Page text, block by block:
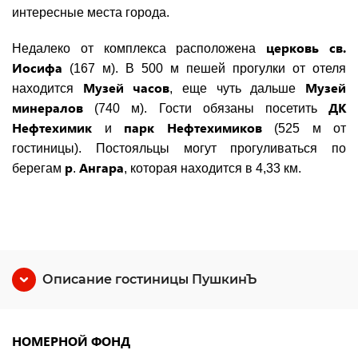
интересные места города.
Недалеко от комплекса расположена церковь св.
Иосифа
(167 м). В 500 м пешей прогулки от отеля
находится Музей часов, еще чуть дальше Музей
минералов (740 м). Гости обязаны посетить ДК
Нефтехимик
и парк Нефтехимиков
(525 м от
гостиницы). Постояльцы могут прогуливаться по
берегам р. Ангара, которая находится в 4,33 км.
Описание гостиницы ПушкинЪ
НОМЕРНОЙ ФОНД